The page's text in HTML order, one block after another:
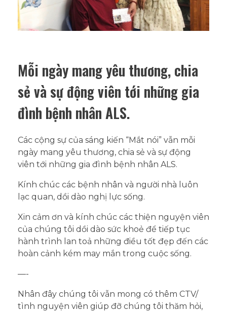
Mỗi ngày mang yêu thương, chia
sẻ và sự động viên tới những gia
đình bệnh nhân ALS.
Các cộng sự của sáng kiến “Mắt nói” vẫn mỗi
ngày mang yêu thương, chia sẻ và sự động
viên tới những gia đình bệnh nhân ALS.
Kính chúc các bệnh nhân và người nhà luôn
lạc quan, dồi dào nghị lực sống.
Xin cảm ơn và kính chúc các thiện nguyện viên
của chúng tôi dồi dào sức khoẻ để tiếp tục
hành trình lan toả những điều tốt đẹp đến các
hoàn cảnh kém may mắn trong cuộc sống.
—-
Nhân đây chúng tôi vẫn mong có thêm CTV/
tình nguyện viên giúp đỡ chúng tôi thăm hỏi,